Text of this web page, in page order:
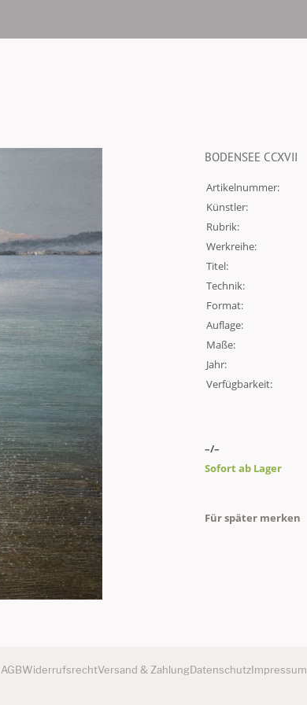
BODENSEE CCXVII
Artikelnummer:
Künstler:
Rubrik:
Werkreihe:
Titel:
Technik:
Format:
Auflage:
Maße:
Jahr:
Verfügbarkeit:
–/–
Sofort ab Lager
Für später merken
AGBWiderrufsrechtVersand & ZahlungDatenschutzImpressum